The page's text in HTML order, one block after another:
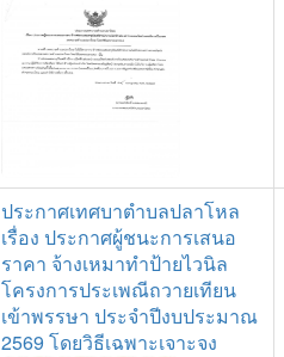
ประกาศเทศบาตำบลปลาโหล
เรื่อง ประกาศผู้ชนะการเสนอ
ราคา จ้างเหมาทำป้ายไวนิล
โครงการประเพณีถวายเทียน
เข้าพรรษา ประจำปีงบประมาณ
2569 โดยวิธีเฉพาะเจาะจง